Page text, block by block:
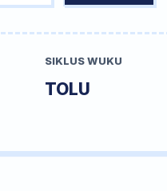
SIKLUS WUKU
TOLU